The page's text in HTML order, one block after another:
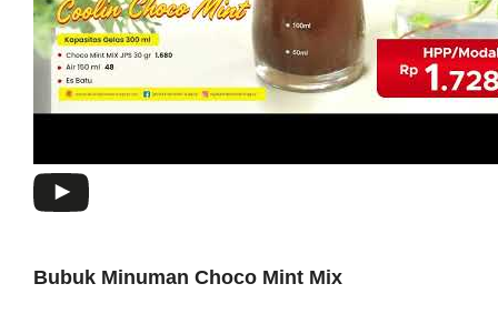
Bubuk Minuman Choco Mint Mix